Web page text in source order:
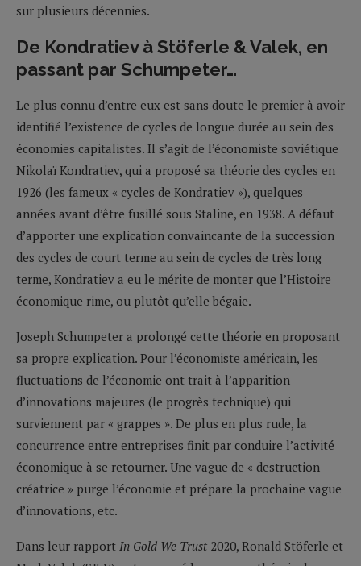
sur plusieurs décennies.
De Kondratiev à Stöferle & Valek, en
passant par Schumpeter…
Le plus connu d’entre eux est sans doute le premier à avoir
identifié l’existence de cycles de longue durée au sein des
économies capitalistes. Il s’agit de l’économiste soviétique
Nikolaï Kondratiev, qui a proposé sa théorie des cycles en
1926 (les fameux « cycles de Kondratiev »), quelques
années avant d’être fusillé sous Staline, en 1938. A défaut
d’apporter une explication convaincante de la succession
des cycles de court terme au sein de cycles de très long
terme, Kondratiev a eu le mérite de monter que l’Histoire
économique rime, ou plutôt qu’elle bégaie.
Joseph Schumpeter a prolongé cette théorie en proposant
sa propre explication. Pour l’économiste américain, les
fluctuations de l’économie ont trait à l’apparition
d’innovations majeures (le progrès technique) qui
surviennent par « grappes ». De plus en plus rude, la
concurrence entre entreprises finit par conduire l’activité
économique à se retourner. Une vague de « destruction
créatrice » purge l’économie et prépare la prochaine vague
d’innovations, etc.
Dans leur rapport In Gold We Trust 2020, Ronald Stöferle et